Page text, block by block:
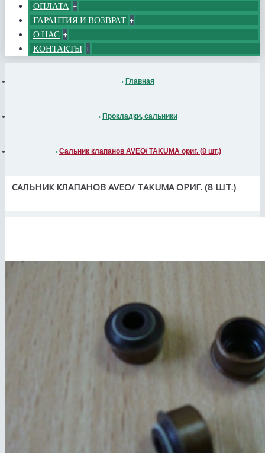
ОПЛАТА +
ГАРАНТИЯ И ВОЗВРАТ +
О НАС +
КОНТАКТЫ +
Главная
Прокладки, сальники
Сальник клапанов AVEO/ TAKUMA ориг. (8 шт.)
САЛЬНИК КЛАПАНОВ AVEO/ TAKUMA ОРИГ. (8 ШТ.)